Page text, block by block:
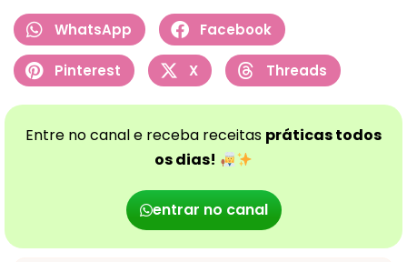
WhatsApp Facebook
Pinterest X Threads
Entre no canal e receba receitas práticas todos
os dias!
entrar no canal